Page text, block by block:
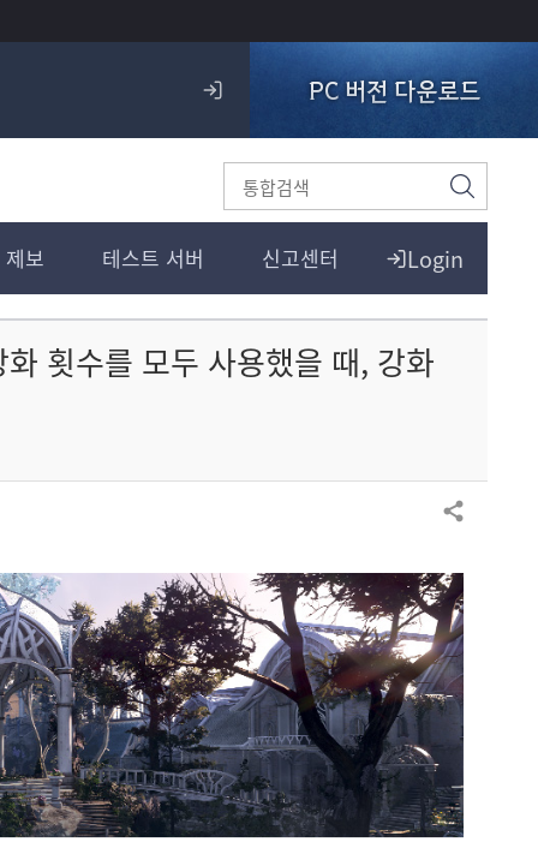
로
PC 버전 다운로드
검
색
Login
보 테스트 서버 신고센터
횟수를 모두 사용했을 때, 강화
공유하기